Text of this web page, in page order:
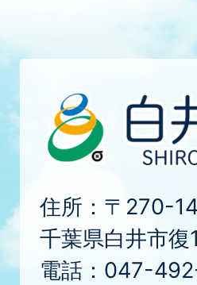
住所：〒270-
千葉県白井市復
電話：047-492-